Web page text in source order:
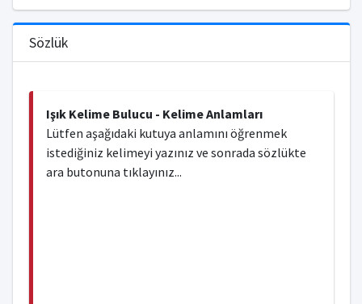
Sözlük
Işık Kelime Bulucu - Kelime Anlamları
Lütfen aşağıdaki kutuya anlamını öğrenmek
istediğiniz kelimeyi yazınız ve sonrada sözlükte
ara butonuna tıklayınız...